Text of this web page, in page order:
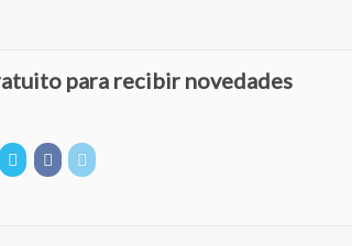
para recibir novedades